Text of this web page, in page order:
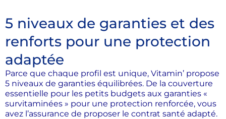
5 niveaux de garanties et des
renforts pour une protection
adaptée
Parce que chaque profil est unique, Vitamin’ propose
5 niveaux de garanties équilibrées. De la couverture
essentielle pour les petits budgets aux garanties «
survitaminées » pour une protection renforcée, vous
avez l’assurance de proposer le contrat santé adapté.